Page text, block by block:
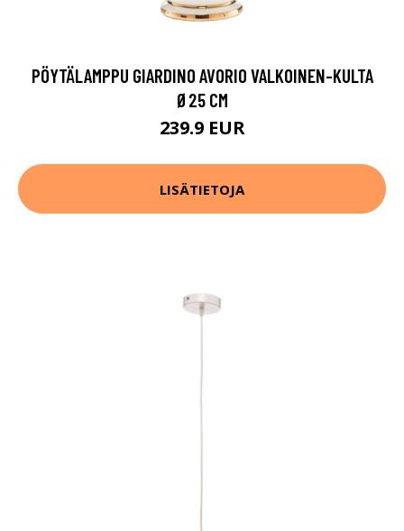
PÖYTÄLAMPPU GIARDINO AVORIO VALKOINEN-KULTA
Ø25 CM
239.9 EUR
LISÄTIETOJA